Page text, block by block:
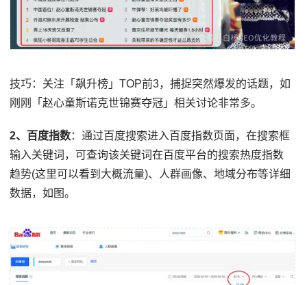
技巧：关注「飙升榜」TOP前3，捕捉突然爆发的话题，如
刚刚「赵心童斯诺克世锦赛夺冠」相关讨论非常多。
2、百度指数：通过百度搜索进入百度指数页面，在搜索框
输入关键词，可查询该关键词在百度平台的搜索热度指数
趋势(这里可以看到大概流量)、人群画像、地域分布等详细
数据，如图。